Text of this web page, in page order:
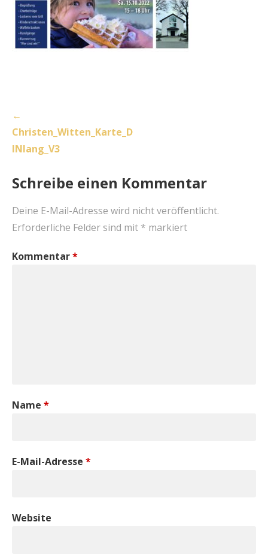
Beitragsnavigation
←
Christen_Witten_Karte_D
INlang_V3
Schreibe einen Kommentar
Deine E-Mail-Adresse wird nicht veröffentlicht.
Erforderliche Felder sind mit * markiert
Kommentar*
Name *
E-Mail-Adresse *
Website